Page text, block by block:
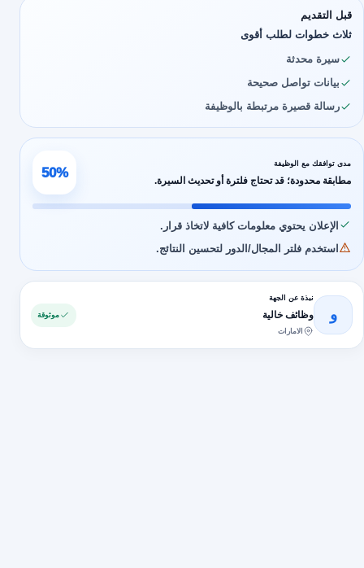
قبل التقديم
ثلاث خطوات لطلب أقوى
سيرة محدثة
بيانات تواصل صحيحة
رسالة قصيرة مرتبطة بالوظيفة
مدى توافقك مع الوظيفة
مطابقة محدودة؛ قد تحتاج فلترة أو تحديث السيرة. 50%
الإعلان يحتوي معلومات كافية لاتخاذ قرار.
استخدم فلتر المجال/الدور لتحسين النتائج.
و
نبذة عن الجهة
وظائف خالية
الامارات
موثوقة